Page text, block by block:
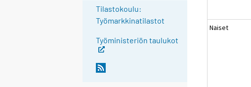
Tilastokoulu:
Työmarkkinatilastot
Työministeriön taulukot
Naiset